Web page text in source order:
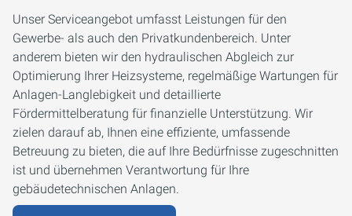
Unser Serviceangebot umfasst Leistungen für den
Gewerbe- als auch den Privatkundenbereich. Unter
anderem bieten wir den hydraulischen Abgleich zur
Optimierung Ihrer Heizsysteme, regelmäßige Wartungen für
Anlagen-Langlebigkeit und detaillierte
Fördermittelberatung für finanzielle Unterstützung. Wir
zielen darauf ab, Ihnen eine effiziente, umfassende
Betreuung zu bieten, die auf Ihre Bedürfnisse zugeschnitten
ist und übernehmen Verantwortung für Ihre
gebäudetechnischen Anlagen.